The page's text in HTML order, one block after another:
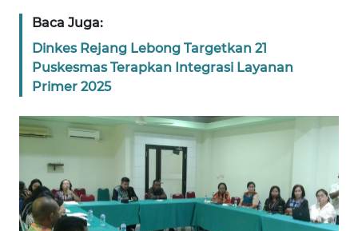
Baca Juga:
Dinkes Rejang Lebong Targetkan 21
Puskesmas Terapkan Integrasi Layanan
Primer 2025
RIAU
WN
SERAMBI
WN
JAMBI
WN
SULTRA